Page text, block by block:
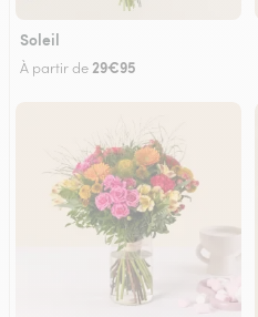
Soleil
À partir de 29€95